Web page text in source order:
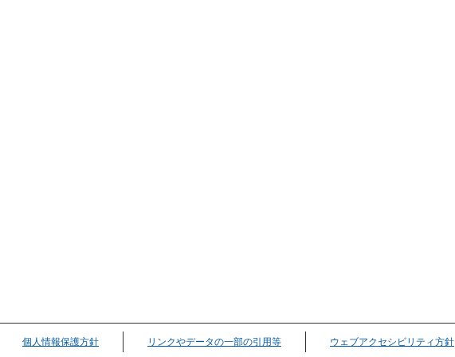
個人情報保護方針 リンクやデータの一部の引用等 ウェブアクセシビリティ方針